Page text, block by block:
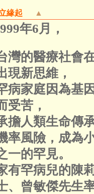
緣起 ▲
年6月，
灣的醫療社會
現新思維，
病家庭因為基
受苦，
擔人類生命傳
率風險，成為
一的罕見。
有罕病兒的陳
、曾敏傑先生